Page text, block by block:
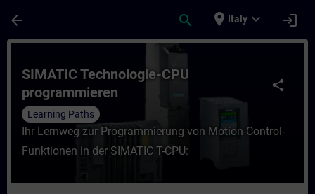
arrow_back search place Italy expand_more login
Corso - SIMATIC Technologie-CPU
share
SIMATIC Technologie-CPU
programmieren
Learning Paths
Ihr Lernweg zur Programmierung von Motion-Control-
Funktionen in der SIMATIC T-CPU: